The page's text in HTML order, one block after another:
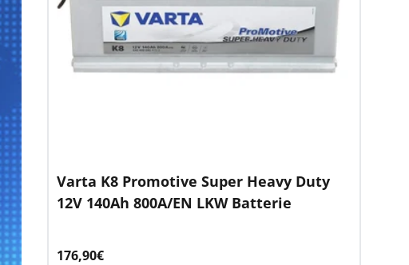
Varta K8 Promotive Super Heavy Duty
12V 140Ah 800A/EN LKW Batterie
Angebotspreis
176,90€